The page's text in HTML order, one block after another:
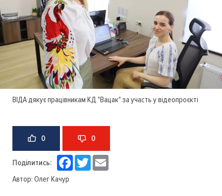
ВІДА дякує працівникам КД "Вацак" за участь у відеопроєкті
0 0
Поділитись: Facebook
Twitter
Автор: Олег Качур